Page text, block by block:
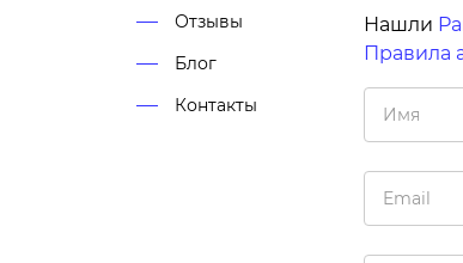
Отзывы
Блог
Контакты
Нашли
Правила
Имя
Email